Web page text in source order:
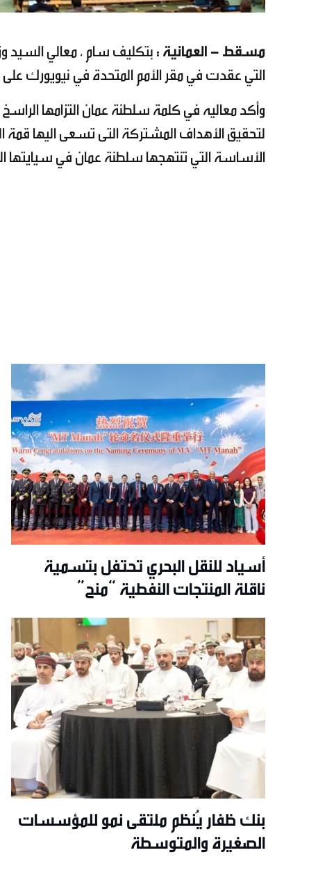
مسقط - العمانية : بتكليف سام ، معالي السيد
التي عقدت في مقر الأمم المتحدة في نيويورك على هامش أعمال الدورة
وأكد معاليه في كلمة سلطنة عمان التزامها الراسخ
لتحقيق الأهداف المشتركة التى تسعى اليها قمة
الأساسة التي تنتهجها سلطنة عمان في سيايتها
أسياد للنقل البحري تحتفل بتسمية
ناقلة المنتجات النفطية “منح”
بنك ظفار يُنظم ملتقى نمو للمؤسسات
الصغيرة والمتوسطة